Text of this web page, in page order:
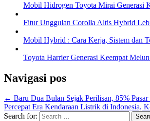
Mobil Hidrogen Toyota Mirai Generasi
Fitur Unggulan Corolla Altis Hybrid
Mobil Hybrid : Cara Kerja, Sistem dan
Toyota Harrier Generasi Keempat
Navigasi pos
← Baru Dua Bulan Sejak Perilisan, 85%
Percepat Era Kendaraan Listrik di Indonesia,
Search for: